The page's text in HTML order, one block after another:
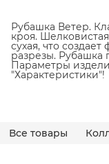
Рубашка Ветер.
кроя.
сухая, что
разрезы. Рубашка
Параметры
"Характеристики"!
Все товары